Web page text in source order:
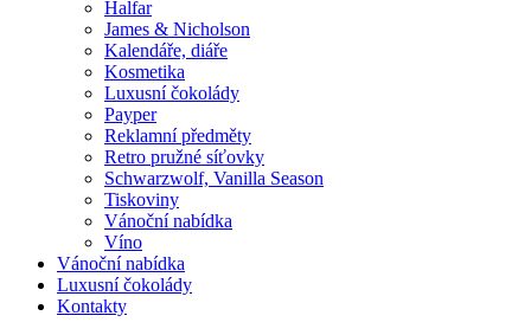
Halfar
James & Nicholson
Kalendáře, diáře
Kosmetika
Luxusní čokolády
Payper
Reklamní předměty
Retro pružné síťovky
Schwarzwolf, Vanilla Season
Tiskoviny
Vánoční nabídka
Víno
Vánoční nabídka
Luxusní čokolády
Kontakty